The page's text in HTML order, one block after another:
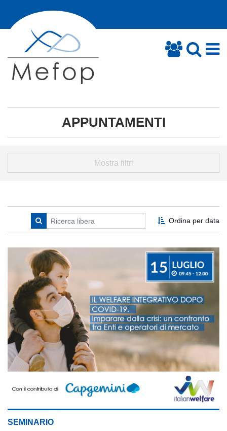
APPUNTAMENTI
Mostra filtri
Ordina per data
SEMINARIO